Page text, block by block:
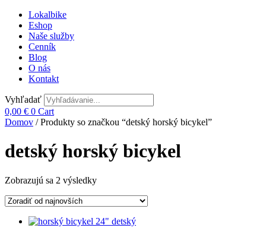
Lokalbike
Eshop
Naše služby
Cenník
Blog
O nás
Kontakt
Vyhľadať
0,00 € 0 Cart
Domov / Produkty so značkou “detský horský bicykel”
detský horský bicykel
Zobrazujú sa 2 výsledkyZoradené